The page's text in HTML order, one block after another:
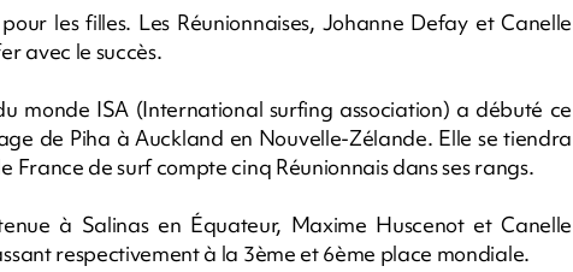
les filles. Les Réunionnaises, Johanne Defay et Canelle
avec le succès.
monde ISA (International surfing association) a débuté ce
de Piha à Auckland en Nouvelle-Zélande. Elle se tiendra
France de surf compte cinq Réunionnais dans ses rangs.
à Salinas en Équateur, Maxime Huscenot et Canelle
respectivement à la 3ème et 6ème place mondiale.